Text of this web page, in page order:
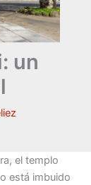
un
el templo
está imbuido